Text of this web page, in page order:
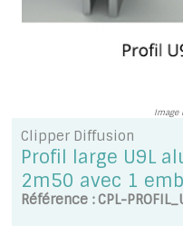
A PROPOS DE LA
Image
Clipper Diffusion
Profil large U9L
2m50 avec 1
Référence : CPL-